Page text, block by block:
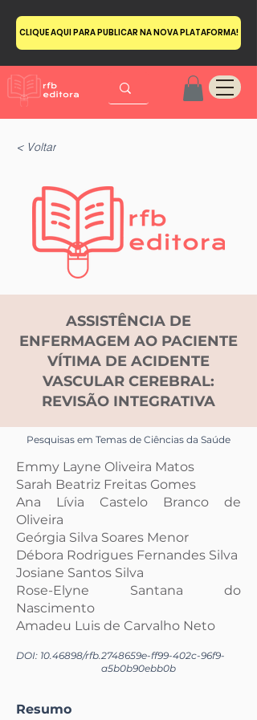
CLIQUE AQUI PARA PUBLICAR NA NOVA PLATAFORMA!
< Voltar
ASSISTÊNCIA DE
ENFERMAGEM AO PACIENTE
VÍTIMA DE ACIDENTE
VASCULAR CEREBRAL:
REVISÃO INTEGRATIVA
Pesquisas em Temas de Ciências da Saúde
Emmy Layne Oliveira Matos
Sarah Beatriz Freitas Gomes
Ana Lívia Castelo Branco de
Oliveira
Geórgia Silva Soares Menor
Débora Rodrigues Fernandes Silva
Josiane Santos Silva
Rose-Elyne Santana do
Nascimento
Amadeu Luis de Carvalho Neto
DOI: 10.46898/rfb.2748659e-ff99-402c-96f9-
a5b0b90ebb0b
Resumo